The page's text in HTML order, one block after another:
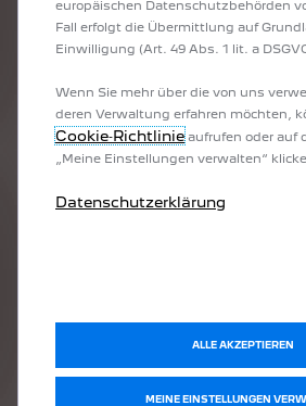
europäischen Datenschutzbehörden
Fall erfolgt die Übermittlung auf
Einwilligung (Art. 49 Abs. 1 lit. a
Wenn Sie mehr über die von uns
deren Verwaltung erfahren möchten,
Cookie‑Richtlinieaufrufen oder auf
„Meine Einstellungen verwalten“
Datenschutzerklärung
MEINE EINSTELLUNGEN
ALLE AKZEPTIEREN